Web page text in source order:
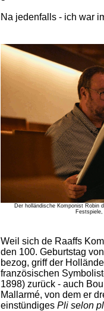
Na jedenfalls - ich war
Der holländische Komponist Robin
Weil sich de Raaffs
den 100. Geburtstag
bezog, griff der
französischen
1898) zurück - auch
Mallarmé, von dem er
einstündiges Pli selon